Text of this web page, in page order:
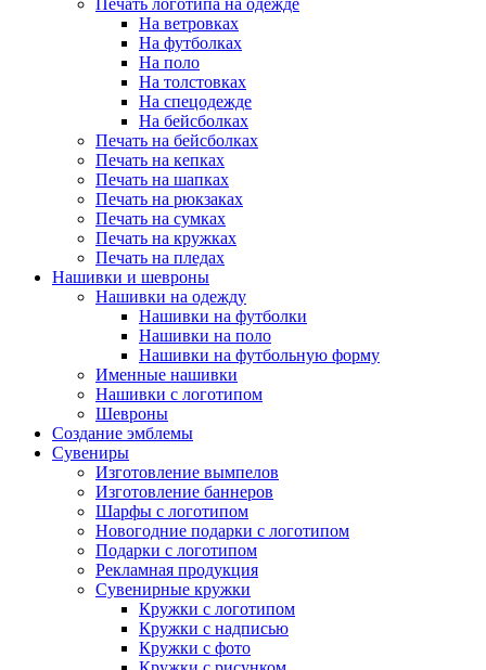
На ветровках
На футболках
На поло
На толстовках
На спецодежде
На бейсболках
Печать на бейсболках
Печать на кепках
Печать на шапках
Печать на рюкзаках
Печать на сумках
Печать на кружках
Печать на пледах
Нашивки и шевроны
Нашивки на одежду
Нашивки на футболки
Нашивки на поло
Нашивки на футбольную форму
Именные нашивки
Нашивки с логотипом
Шевроны
Создание эмблемы
Сувениры
Изготовление вымпелов
Изготовление баннеров
Шарфы с логотипом
Новогодние подарки с логотипом
Подарки с логотипом
Рекламная продукция
Сувенирные кружки
Кружки с логотипом
Кружки с надписью
Кружки с фото